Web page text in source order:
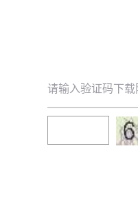
请输入验证码下载